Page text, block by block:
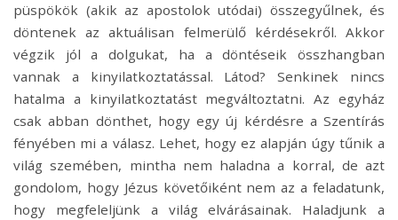
püspökök (akik az apostolok utódai) összegyűlnek, és
döntenek az aktuálisan felmerülő kérdésekről. Akkor
végzik jól a dolgukat, ha a döntéseik összhangban
vannak a kinyilatkoztatással. Látod? Senkinek nincs
hatalma a kinyilatkoztatást megváltoztatni. Az egyház
csak abban dönthet, hogy egy új kérdésre a Szentírás
fényében mi a válasz. Lehet, hogy ez alapján úgy tűnik a
világ szemében, mintha nem haladna a korral, de azt
gondolom, hogy Jézus követőiként nem az a feladatunk,
hogy megfeleljünk a világ elvárásainak. Haladjunk a